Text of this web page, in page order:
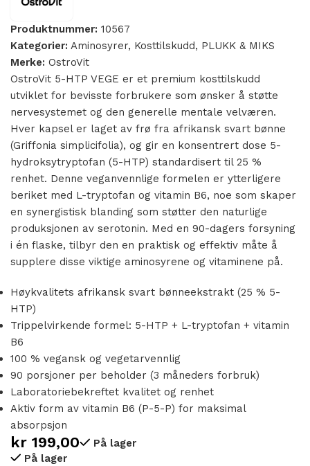
Produktnummer: 10567
Kategorier: Aminosyrer, Kosttilskudd, PLUKK & MIKS
Merke: OstroVit
OstroVit 5-HTP VEGE er et premium kosttilskudd
utviklet for bevisste forbrukere som ønsker å støtte
nervesystemet og den generelle mentale velværen.
Hver kapsel er laget av frø fra afrikansk svart bønne
(Griffonia simplicifolia), og gir en konsentrert dose 5-
hydroksytryptofan (5-HTP) standardisert til 25 %
renhet. Denne veganvennlige formelen er ytterligere
beriket med L-tryptofan og vitamin B6, noe som skaper
en synergistisk blanding som støtter den naturlige
produksjonen av serotonin. Med en 90-dagers forsyning
i én flaske, tilbyr den en praktisk og effektiv måte å
supplere disse viktige aminosyrene og vitaminene på.
Høykvalitets afrikansk svart bønneekstrakt (25 % 5-
HTP)
Trippelvirkende formel: 5-HTP + L-tryptofan + vitamin
B6
100 % vegansk og vegetarvennlig
90 porsjoner per beholder (3 måneders forbruk)
Laboratoriebekreftet kvalitet og renhet
Aktiv form av vitamin B6 (P-5-P) for maksimal
absorpsjon
kr 199,00
På lager
På lager